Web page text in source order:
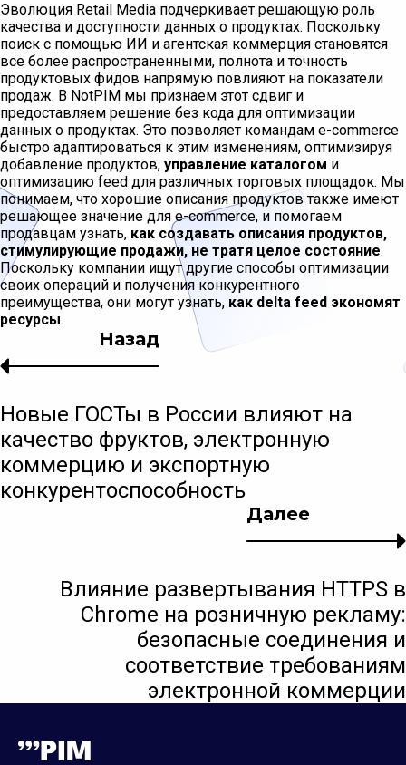
Эволюция Retail Media подчеркивает решающую роль
качества и доступности данных о продуктах. Поскольку
поиск с помощью ИИ и агентская коммерция становятся
все более распространенными, полнота и точность
продуктовых фидов напрямую повлияют на показатели
продаж. В NotPIM мы признаем этот сдвиг и
предоставляем решение без кода для оптимизации
данных о продуктах. Это позволяет командам e-commerce
быстро адаптироваться к этим изменениям, оптимизируя
добавление продуктов, управление каталогом и
оптимизацию feed для различных торговых площадок. Мы
понимаем, что хорошие описания продуктов также имеют
решающее значение для e-commerce, и помогаем
продавцам узнать, как создавать описания продуктов,
стимулирующие продажи, не тратя целое состояние.
Поскольку компании ищут другие способы оптимизации
своих операций и получения конкурентного
преимущества, они могут узнать, как delta feed экономят
ресурсы.
Далее
Влияние развертывания HTTPS в
Chrome на розничную рекламу:
безопасные соединения и
соответствие требованиям
электронной коммерции
Назад
Новые ГОСТы в России влияют на
качество фруктов, электронную
коммерцию и экспортную
конкурентоспособность